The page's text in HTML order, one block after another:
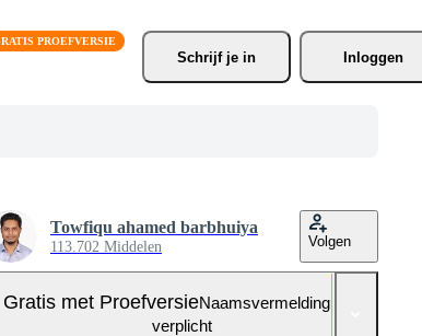
Schrijf je in Inloggen
Towfiqu ahamed barbhuiya
113.702 Middelen Volgen
Gratis met ProefversieNaamsvermelding niet
verplicht